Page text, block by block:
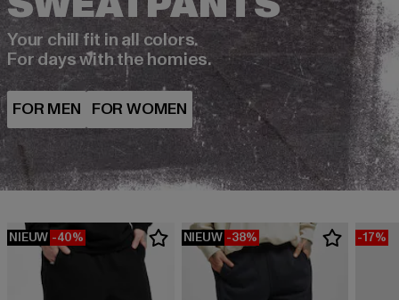
Your chill fit in all colors.
For days with the homies.
NIEUW -40% NIEUW -38% -17%